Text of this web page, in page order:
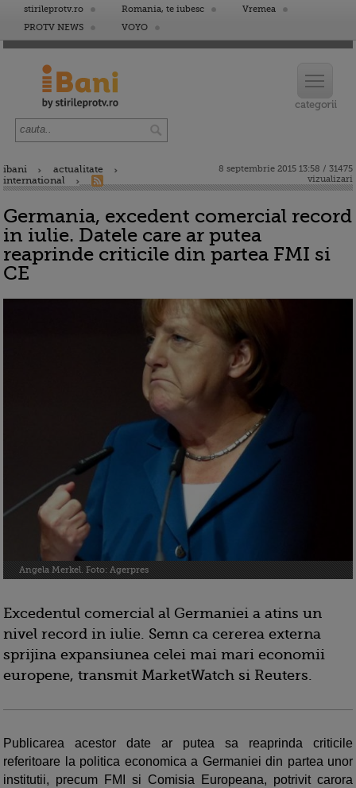
stirileprotv.ro Romania, te iubesc
Vremea
PROTV NEWS
VOYO
ibani
actualitate
international
8 septembrie 2015 13:58 / 31475
vizualizari
Germania, excedent comercial record
in iulie. Datele care ar putea
reaprinde criticile din partea FMI si
CE
Angela Merkel. Foto: Agerpres
Excedentul comercial al Germaniei a atins un
nivel record in iulie. Semn ca cererea externa
sprijina expansiunea celei mai mari economii
europene, transmit MarketWatch si Reuters.
Publicarea acestor date ar putea sa reaprinda criticile
referitoare la politica economica a Germaniei din partea unor
institutii, precum FMI si Comisia Europeana, potrivit carora